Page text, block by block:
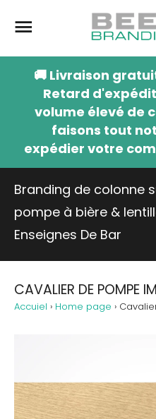
🚚 Livraison
Retard
volume élevé de
faisons tout
expédier votre
Branding de colonne
pompe à bière &
Enseignes De Bar
CAVALIER DE POMPE
Accuiel › Home page ›